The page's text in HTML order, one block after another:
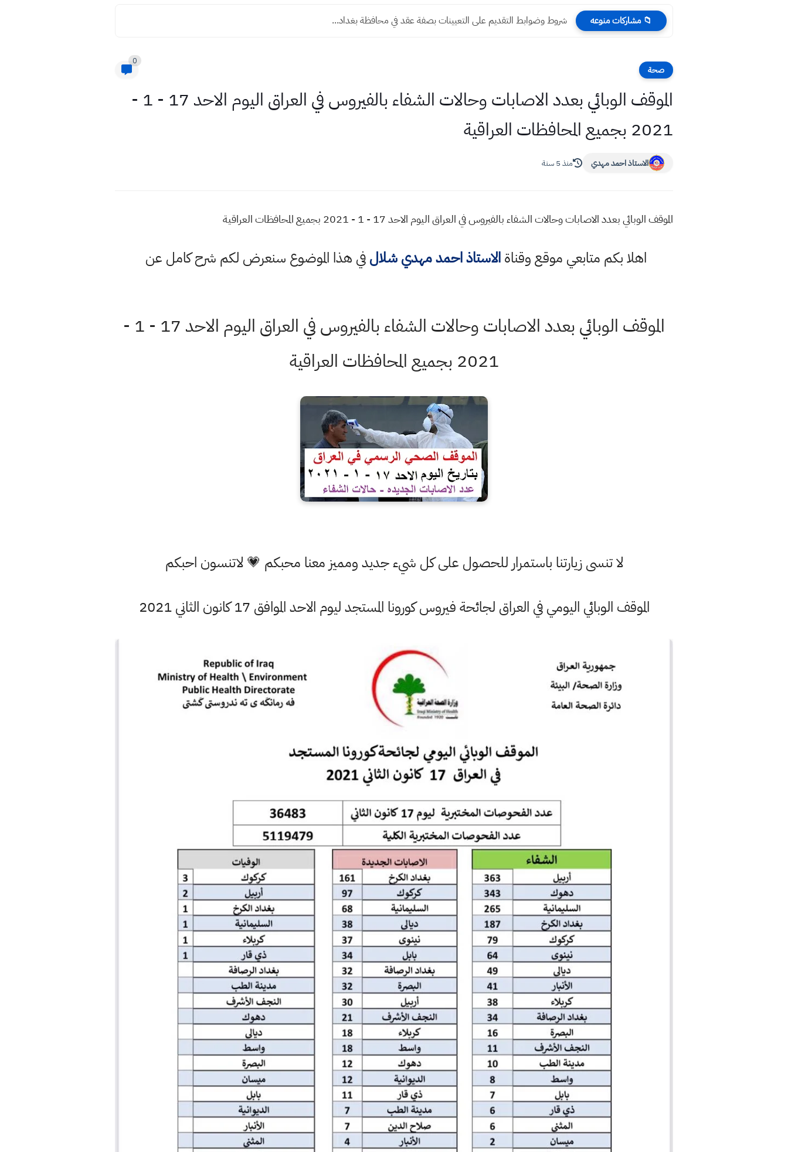
📁 مشاركات منوعه شروط وضوابط التقديم على التعيينات بصفة عقد في محافظة بغداد...
صحة
0
الموقف الوبائي بعدد الاصابات وحالات الشفاء بالفيروس في العراق اليوم الاحد 17 - 1 -
2021 بجميع المحافظات العراقية
الاستاذ احمد مهدي منذ 5 سنة
الموقف الوبائي بعدد الاصابات وحالات الشفاء بالفيروس في العراق اليوم الاحد 17 - 1 - 2021 بجميع المحافظات العراقية
اهلا بكم متابعي موقع وقناةالاستاذ احمد مهدي شلالفي هذا الموضوع سنعرض لكم شرح كامل عن
الموقف الوبائي بعدد الاصابات وحالات الشفاء بالفيروس في العراق اليوم الاحد 17 - 1 -
2021 بجميع المحافظات العراقية
لا تنسى زيارتنا باستمرار للحصول على كل شيء جديد ومميز معنا محبكم 💗 لاتنسون احبكم
الموقف الوبائي اليومي في العراق لجائحة فيروس كورونا المستجد ليوم الاحد الموافق 17 كانون الثاني 2021